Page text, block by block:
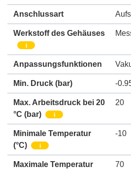
Anschlussart
Werkstoff des Gehäuses
i
Anpassungsfunktionen
Min. Druck (bar) -
Max. Arbeitsdruck bei 20
°C (bar)
i
20
Minimale Temperatur
(°C)
i
-10
Maximale Temperatur
70